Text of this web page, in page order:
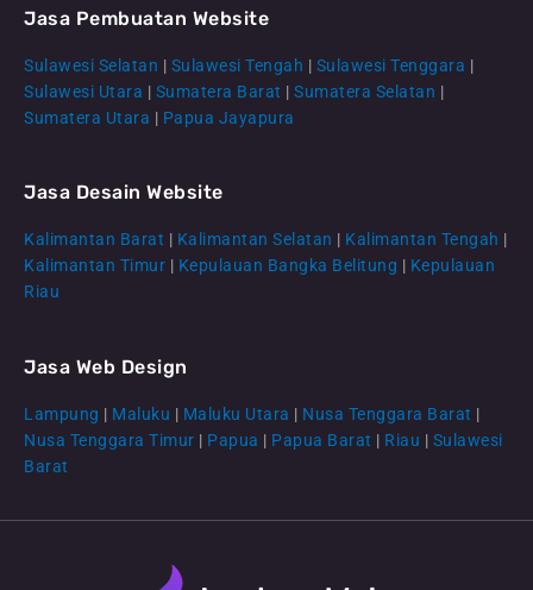
CS Lenteraweb
Jasa Pembuatan Website
Sulawesi Selatan | Sulawesi Tengah | Sulawesi Tenggara |
Sulawesi Utara | Sumatera Barat | Sumatera Selatan |
Sumatera Utara | Papua Jayapura
Jasa Desain Website
Kalimantan Barat | Kalimantan Selatan | Kalimantan Tengah |
Kalimantan Timur | Kepulauan Bangka Belitung | Kepulauan
Riau
Jasa Web Design
Lampung | Maluku | Maluku Utara | Nusa Tenggara Barat |
Nusa Tenggara Timur | Papua | Papua Barat | Riau | Sulawesi
Barat